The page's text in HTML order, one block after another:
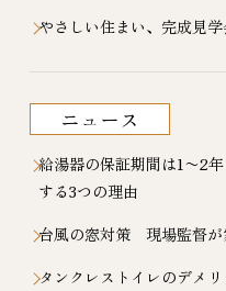
やさしい住まい、完成見学
ニュース
給湯器の保証期間は1〜2
する3つの理由
台風の窓対策 現場監督が
タンクレストイレのデメ